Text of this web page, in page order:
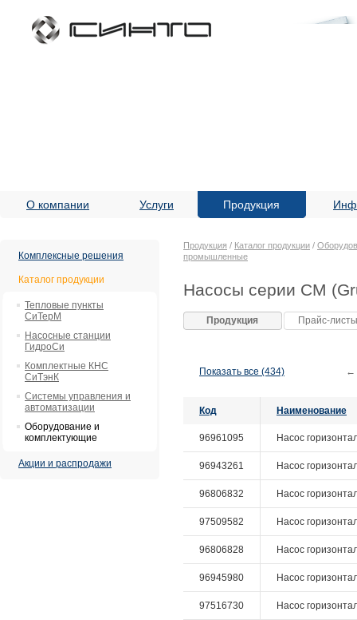
О компании Услуги Продукция
Комплексные решения
Каталог продукции
Тепловые пункты
СиТерМ
Насосные станции
ГидроСи
Комплектные КНС
СиТэнК
Системы управления и
автоматизации
Оборудование и
комплектующие
Акции и распродажи
Продукция / Каталог продукции /
промышленные
Насосы серии CM
Продукция Прайс-
Показать все (434) ←
Код Наименование
96961095 Насос
96943261 Насос
96806832 Насос
97509582 Насос
96806828 Насос
96945980 Насос
97516730 Насос